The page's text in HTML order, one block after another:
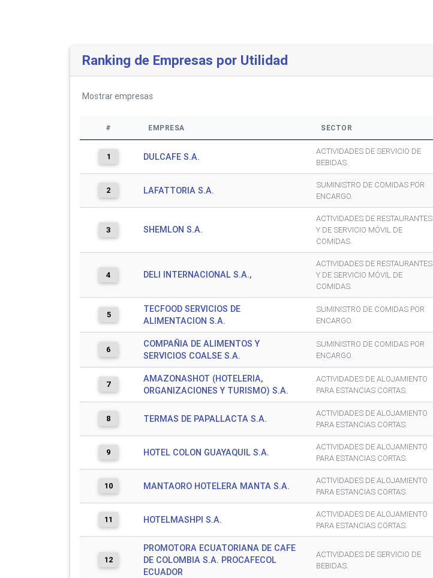
Ranking de Empresas por Utilidad
Mostrarempresas
# EMPRESA SECTOR
1 DULCAFE S.A.
ACTIVIDADES DE SERVICIO DE
BEBIDAS.
2 LAFATTORIA S.A.
SUMINISTRO DE COMIDAS POR
ENCARGO.
3 SHEMLON S.A.
ACTIVIDADES DE RESTAURANTES
Y DE SERVICIO MÓVIL DE
COMIDAS.
4 DELI INTERNACIONAL S.A.,
ACTIVIDADES DE RESTAURANTES
Y DE SERVICIO MÓVIL DE
COMIDAS.
5
TECFOOD SERVICIOS DE
ALIMENTACION S.A.
SUMINISTRO DE COMIDAS POR
ENCARGO.
6
COMPAÑIA DE ALIMENTOS Y
SERVICIOS COALSE S.A.
SUMINISTRO DE COMIDAS POR
ENCARGO.
7
AMAZONASHOT (HOTELERIA,
ORGANIZACIONES Y TURISMO) S.A.
ACTIVIDADES DE ALOJAMIENTO
PARA ESTANCIAS CORTAS.
8 TERMAS DE PAPALLACTA S.A.
ACTIVIDADES DE ALOJAMIENTO
PARA ESTANCIAS CORTAS.
9 HOTEL COLON GUAYAQUIL S.A.
ACTIVIDADES DE ALOJAMIENTO
PARA ESTANCIAS CORTAS.
10 MANTAORO HOTELERA MANTA S.A.
ACTIVIDADES DE ALOJAMIENTO
PARA ESTANCIAS CORTAS.
11 HOTELMASHPI S.A.
ACTIVIDADES DE ALOJAMIENTO
PARA ESTANCIAS CORTAS.
12
PROMOTORA ECUATORIANA DE CAFE
DE COLOMBIA S.A. PROCAFECOL
ECUADOR
ACTIVIDADES DE SERVICIO DE
BEBIDAS.